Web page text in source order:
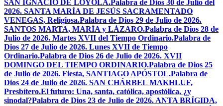
SAN IGNACIO DE LOYOLA.Palabra de Dios 30 de Julio del
2026. SANTA MARÍA DE JESÚS SACRAMENTADO
VENEGAS, Religiosa.Palabra de Dios 29 de Julio de 2026.
SANTOS MARTA, MARÍA y LÁZARO.Palabra de Dios 28 de
Julio de 2026. Martes XVII del Tiempo Ordinario.Palabra de
Dios 27 de Julio de 2026. Lunes XVII de Tiempo
Ordinario.Palabra de Dios 26 de Julio de 2026. XVII
DOMINGO DEL TIEMPO ORDINARIO.Palabra de Dios 25
de Julio de 2026. Fiesta, SANTIAGO APÓSTOL.Palabra de
Dios 24 de Julio de 2026. SAN CHÁRBEL MAKHLUF,
Presbítero.El futuro: Una, santa, católica, apostólica, ¿y
sinodal?Palabra de Dios 23 de Julio de 2026. ANTA BRÍGIDA,